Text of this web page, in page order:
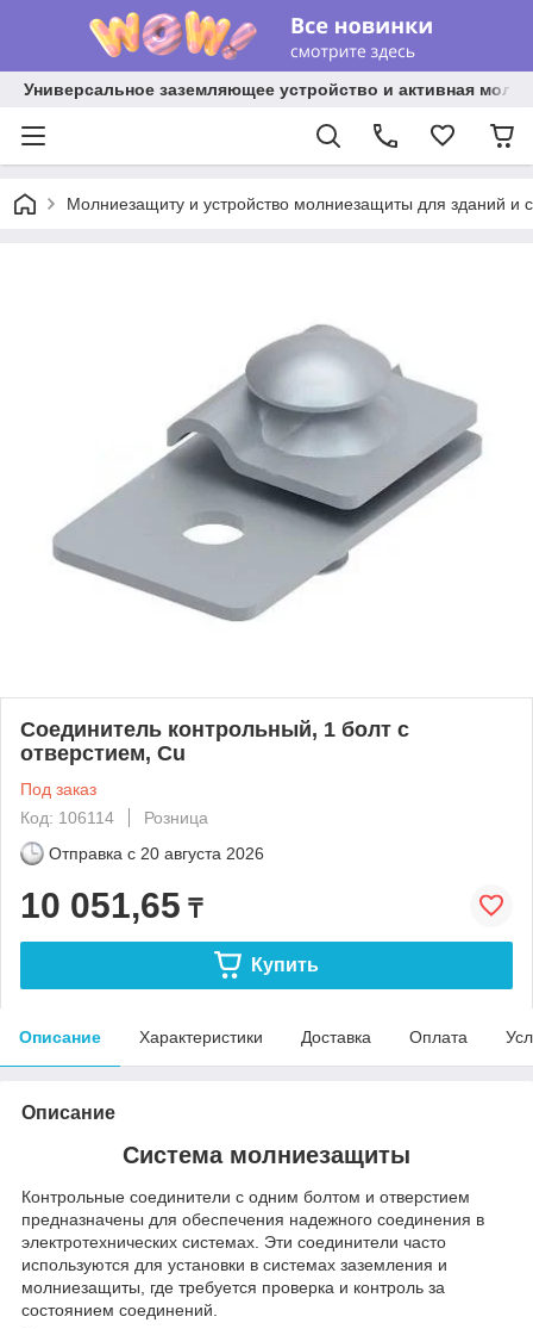
Универсальное заземляющее устройство и активная
Молниезащиту и устройство молниезащиты для зданий и
Соединитель контрольный, 1 болт с
отверстием, Cu
Под заказ
Код: 106114
Розница
Отправка с 20 августа 2026
10 051,65 ₸
Купить
Описание Характеристики Доставка Оплата
Описание
Система молниезащиты
Контрольные соединители с одним болтом и отверстием
предназначены для обеспечения надежного соединения в
электротехнических системах. Эти соединители часто
используются для установки в системах заземления и
молниезащиты, где требуется проверка и контроль за
состоянием соединений.